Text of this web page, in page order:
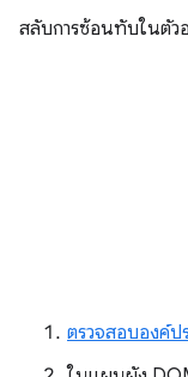
สลับการซ้อนทับในตัว
ตรวจสอบองค์ป